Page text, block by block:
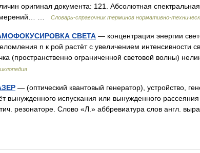
оригинал документа: 121. Абсолютная спектральная
…
Словарь-справочник терминов нормативно-
СВЕТА — концентрация энергии
n к рой растёт с увеличением интенсивности
(пространственно ограниченной световой волны)
— (оптический квантовый генератор), устройство,
вынужденного испускания или вынужденного
резонаторе. Слово «Л.» аббревиатура слов англ.